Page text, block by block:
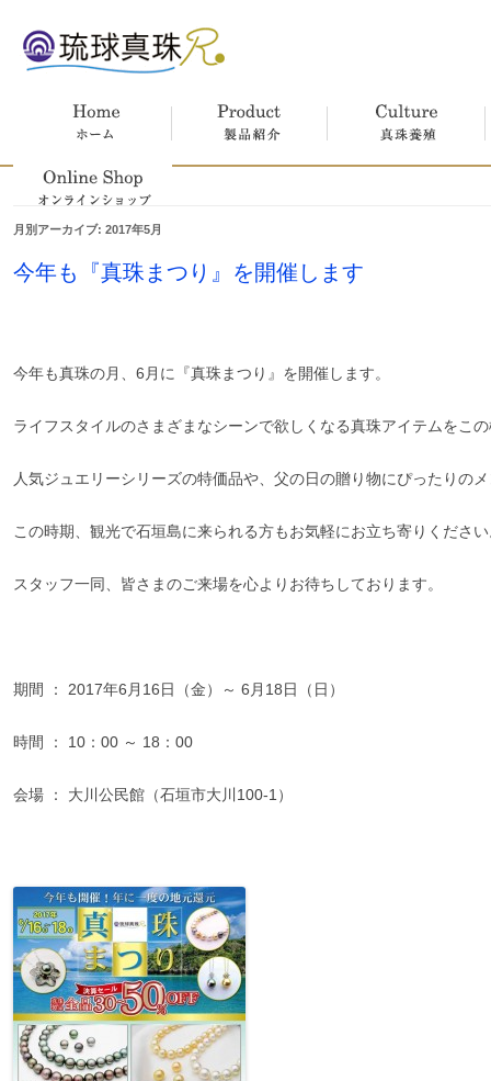
ホーム 製品紹介 真珠養殖
オンラインショップ
月別アーカイブ: 2017年5月
今年も『真珠まつり』を開催します
今年も真珠の月、6月に『真珠まつり』を開催します。
ライフスタイルのさまざまなシーンで欲しくなる真珠アイテムをこ
人気ジュエリーシリーズの特価品や、父の日の贈り物にぴったりの
この時期、観光で石垣島に来られる方もお気軽にお立ち寄りくださ
スタッフ一同、皆さまのご来場を心よりお待ちしております。
期間 ： 2017年6月16日（金）～ 6月18日（日）
時間 ： 10：00 ～ 18：00
会場 ： 大川公民館（石垣市大川100-1）